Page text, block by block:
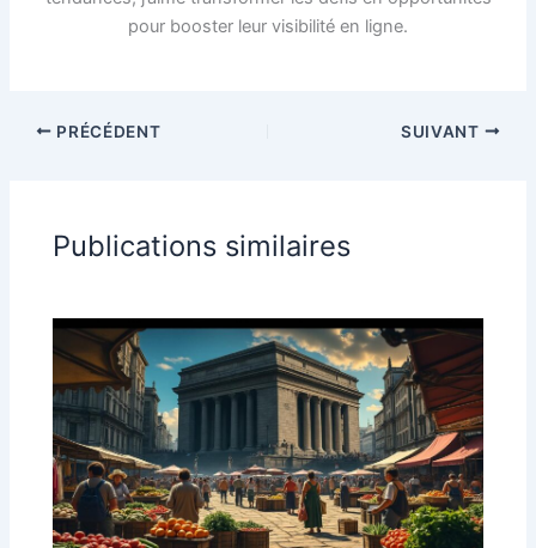
pour booster leur visibilité en ligne.
PRÉCÉDENT SUIVANT
Publications similaires